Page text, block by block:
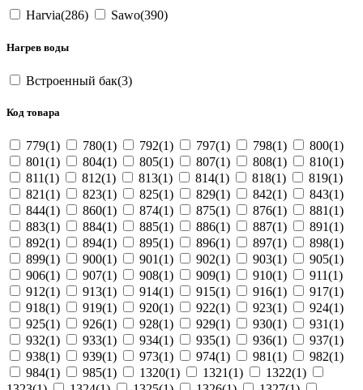
Harvia(286) Sawo(390)
Нагрев воды
Встроенный бак(3)
Код товара
779(1) 780(1) 792(1) 797(1) 798(1)
800(1)
801(1)
804(1) 805(1) 807(1) 808(1)
810(1)
811(1)
812(1) 813(1) 814(1) 818(1)
819(1)
821(1)
823(1) 825(1) 829(1) 842(1)
843(1)
844(1)
860(1) 874(1) 875(1) 876(1)
881(1)
883(1)
884(1) 885(1) 886(1) 887(1)
891(1)
892(1)
894(1) 895(1) 896(1) 897(1)
898(1)
899(1)
900(1) 901(1) 902(1) 903(1)
905(1)
906(1)
907(1) 908(1) 909(1) 910(1)
911(1)
912(1)
913(1) 914(1) 915(1) 916(1)
917(1)
918(1)
919(1) 920(1) 922(1) 923(1)
924(1)
925(1)
926(1) 928(1) 929(1) 930(1)
931(1)
932(1)
933(1) 934(1) 935(1) 936(1)
937(1)
938(1)
939(1) 973(1) 974(1) 981(1)
982(1)
984(1)
985(1) 1320(1) 1321(1)
1322(1)